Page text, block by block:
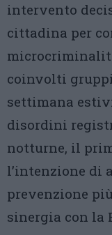
intervento
cittadina per
coinvolti
settimana
disordini
notturne, il
l’intenzione di
prevenzione
sinergia con la